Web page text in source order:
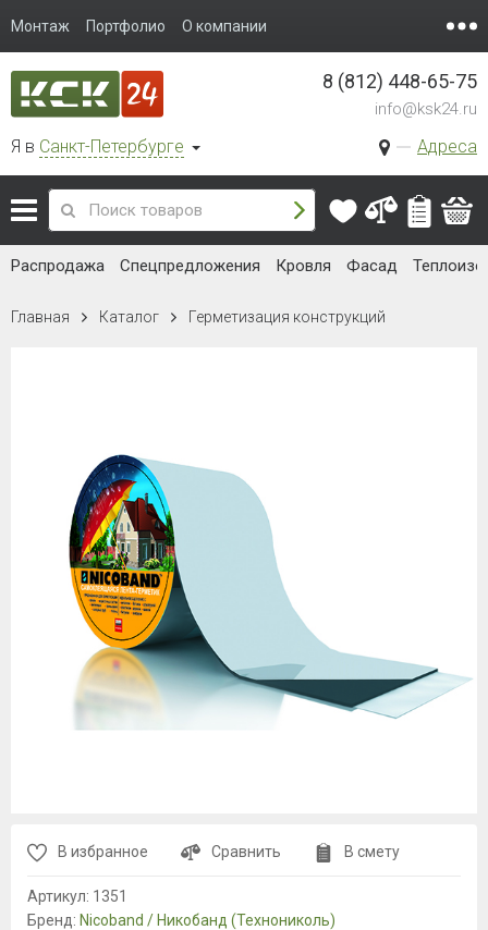
Монтаж Портфолио О компании
Я в Санкт-Петербурге Адреса
8 (812) 448-65-75
info@ksk24.ru
Распродажа Спецпредложения Кровля Фасад
Главная Каталог Герметизация конструкций
В избранное Сравнить В смету
Артикул: 1351
Бренд: Nicoband / Никобанд (Технониколь)